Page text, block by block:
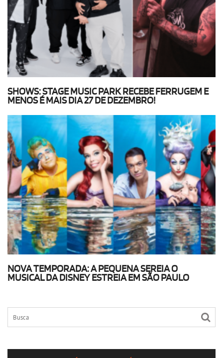
SHOWS: STAGE MUSIC PARK RECEBE FERRUGEM E
MENOS É MAIS DIA 27 DE DEZEMBRO!
NOVA TEMPORADA: A PEQUENA SEREIA O
MUSICAL DA DISNEY ESTREIA EM SÃO PAULO